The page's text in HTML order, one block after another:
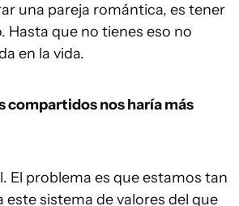
una pareja romántica, es tener
Hasta que no tienes eso no
en la vida.
compartidos nos haría más
El problema es que estamos tan
sistema de valores del que